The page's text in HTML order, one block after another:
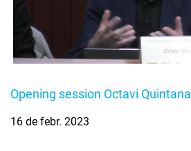
Opening session Octavi Quintana
16 de febr. 2023